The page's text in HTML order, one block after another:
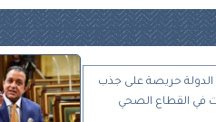
الدولة حريصة على جذب
في القطاع الصحي